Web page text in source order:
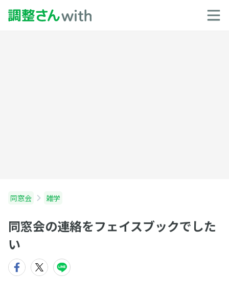
同窓会 雑学
同窓会の連絡をフェイスブックでした
い